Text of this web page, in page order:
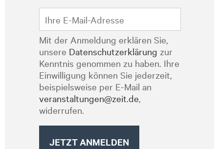
Mit der Anmeldung erklären Sie,
unsere Datenschutzerklärung zur
Kenntnis genommen zu haben. Ihre
Einwilligung können Sie jederzeit,
beispielsweise per E-Mail an
veranstaltungen@zeit.de,
widerrufen.